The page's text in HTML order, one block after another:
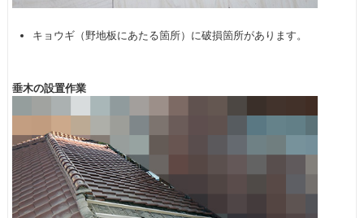
キョウギ（野地板にあたる箇所）に破損箇所があります。
垂木の設置作業